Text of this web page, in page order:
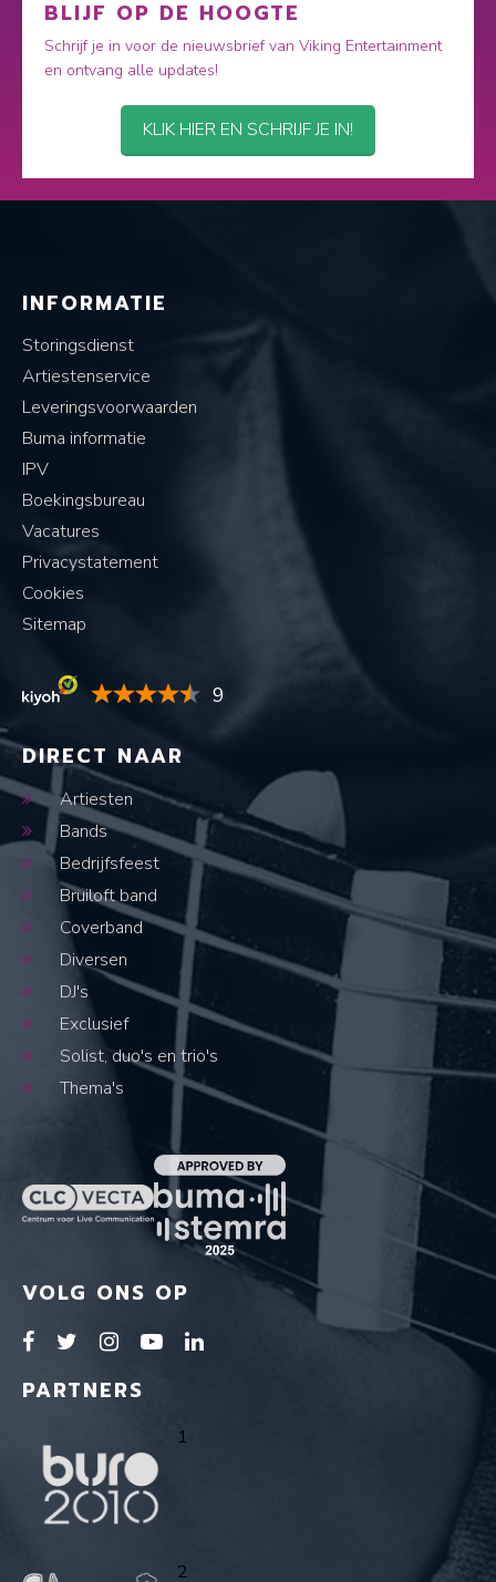
BLIJF OP DE HOOGTE
Schrijf je in voor de nieuwsbrief van Viking Entertainment
en ontvang alle updates!
KLIK HIER EN SCHRIJF JE IN!
INFORMATIE
Storingsdienst
Artiestenservice
Leveringsvoorwaarden
Buma informatie
IPV
Boekingsbureau
Vacatures
Privacystatement
Cookies
Sitemap
9
DIRECT NAAR
Artiesten
Bands
Bedrijfsfeest
Bruiloft band
Coverband
Diversen
DJ's
Exclusief
Solist, duo's en trio's
Thema's
VOLG ONS OP
PARTNERS
1
2